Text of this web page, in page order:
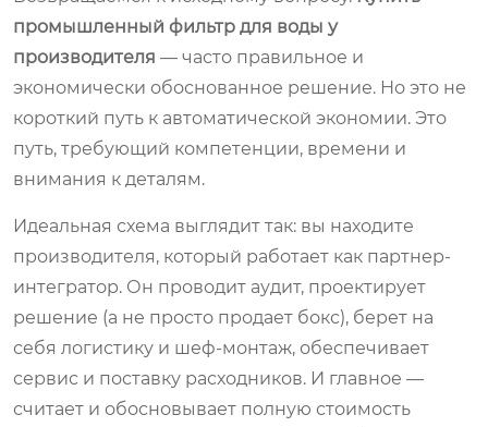
промышленный фильтр для воды у
производителя — часто правильное и
экономически обоснованное решение. Но это не
короткий путь к автоматической экономии. Это
путь, требующий компетенции, времени и
внимания к деталям.
Идеальная схема выглядит так: вы находите
производителя, который работает как партнер-
интегратор. Он проводит аудит, проектирует
решение (а не просто продает бокс), берет на
себя логистику и шеф-монтаж, обеспечивает
сервис и поставку расходников. И главное —
считает и обосновывает полную стоимость